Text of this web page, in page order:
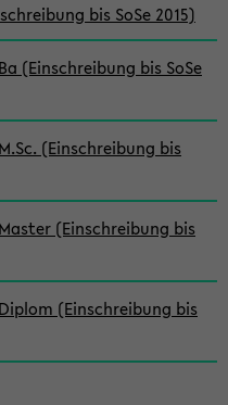
bis SoSe 2015)
(Einschreibung bis SoSe
(Einschreibung bis
(Einschreibung bis
(Einschreibung bis